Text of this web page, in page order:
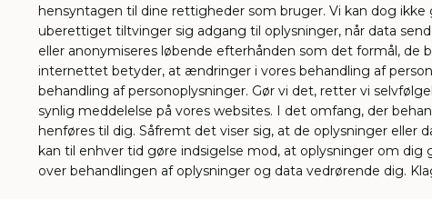
hensyntagen til dine rettigheder som bruger. Vi kan dog
uberettiget tiltvinger sig adgang til oplysninger, når data
eller anonymiseres løbende efterhånden som det formål,
internettet betyder, at ændringer i vores behandling af
behandling af personoplysninger. Gør vi det, retter vi
synlig meddelelse på vores websites. I det omfang, der
henføres til dig. Såfremt det viser sig, at de oplysninger
kan til enhver tid gøre indsigelse mod, at oplysninger om
over behandlingen af oplysninger og data vedrørende dig.